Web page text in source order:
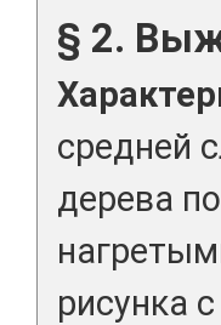
§ 2.
средней
дерева
рисунка